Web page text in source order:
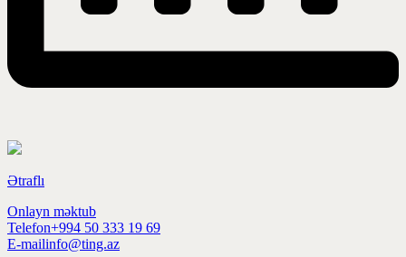
Ətraflı
Onlayn məktub
Telefon+994 50 333 19 69
E-mailinfo@ting.az